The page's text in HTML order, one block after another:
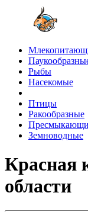
Рыбы
Насекомые
Птицы
Ракообразные
Земноводные
Красная
области